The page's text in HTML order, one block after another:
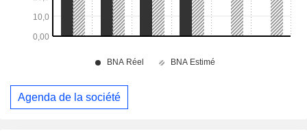
Agenda de la société